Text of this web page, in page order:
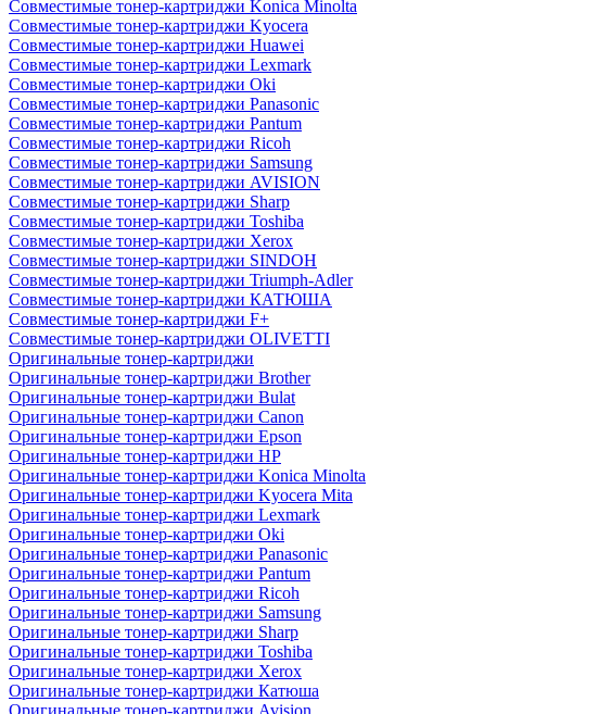
Совместимые тонер-картриджи Konica Minolta
Совместимые тонер-картриджи Kyocera
Совместимые тонер-картриджи Huawei
Совместимые тонер-картриджи Lexmark
Совместимые тонер-картриджи Oki
Совместимые тонер-картриджи Panasonic
Совместимые тонер-картриджи Pantum
Совместимые тонер-картриджи Ricoh
Совместимые тонер-картриджи Samsung
Совместимые тонер-картриджи AVISION
Совместимые тонер-картриджи Sharp
Совместимые тонер-картриджи Toshiba
Совместимые тонер-картриджи Xerox
Совместимые тонер-картриджи SINDOH
Совместимые тонер-картриджи Triumph-Adler
Совместимые тонер-картриджи КАТЮША
Совместимые тонер-картриджи F+
Совместимые тонер-картриджи OLIVETTI
Оригинальные тонер-картриджи
Оригинальные тонер-картриджи Brother
Оригинальные тонер-картриджи Bulat
Оригинальные тонер-картриджи Canon
Оригинальные тонер-картриджи Epson
Оригинальные тонер-картриджи HP
Оригинальные тонер-картриджи Konica Minolta
Оригинальные тонер-картриджи Kyocera Mita
Оригинальные тонер-картриджи Lexmark
Оригинальные тонер-картриджи Oki
Оригинальные тонер-картриджи Panasonic
Оригинальные тонер-картриджи Pantum
Оригинальные тонер-картриджи Ricoh
Оригинальные тонер-картриджи Samsung
Оригинальные тонер-картриджи Sharp
Оригинальные тонер-картриджи Toshiba
Оригинальные тонер-картриджи Xerox
Оригинальные тонер-картриджи Катюша
Оригинальные тонер-картриджи Avision